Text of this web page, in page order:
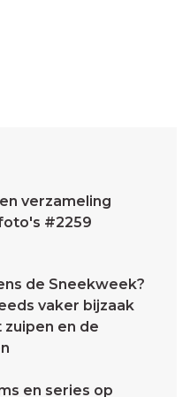
verzameling
#2259
de Sneekweek?
vaker bijzaak
en de
en series op